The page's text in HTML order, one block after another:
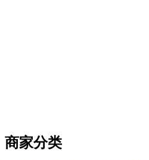
商家分类